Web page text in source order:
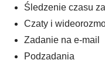
Śledzenie czasu
Czaty i
Zadanie na e-mail
Podzadania